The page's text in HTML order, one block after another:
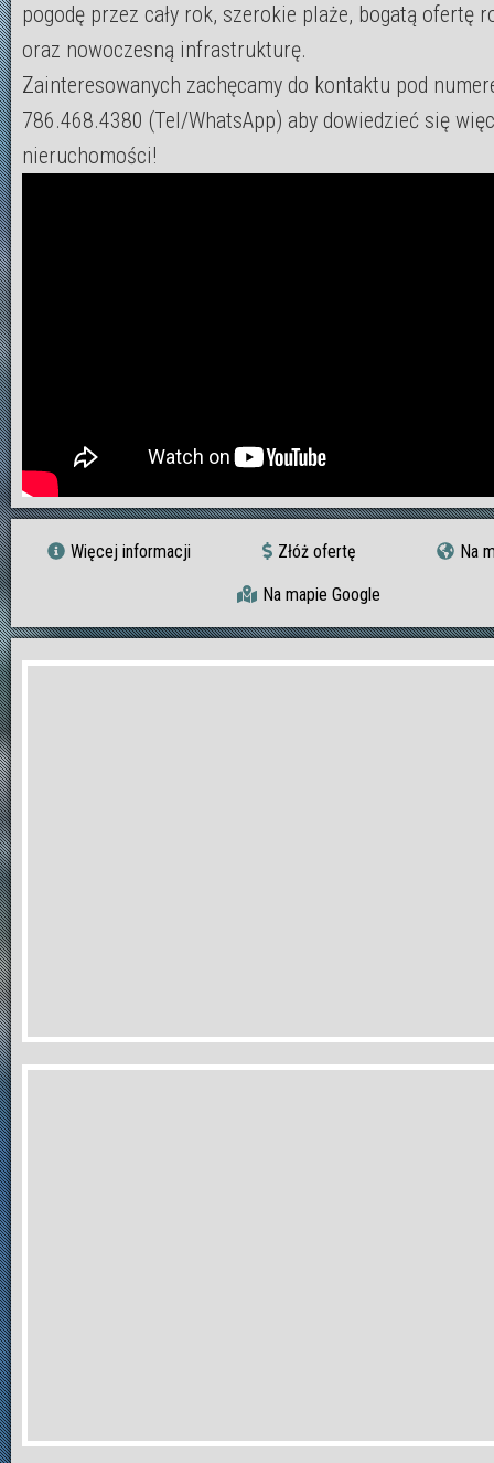
pogodę przez cały rok, szerokie plaże, bogatą ofertę
oraz nowoczesną infrastrukturę.
Zainteresowanych zachęcamy do kontaktu pod
786.468.4380 (Tel/WhatsApp) aby dowiedzieć się
nieruchomości!
Więcej informacji Złóż ofertę Na
Na mapie Google